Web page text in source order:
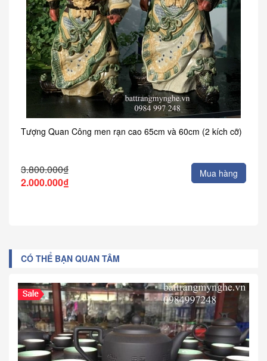
Tượng Quan Công men rạn cao 65cm và 60cm (2 kích cỡ)
3.800.000₫
2.000.000₫
Mua hàng
CÓ THỂ BẠN QUAN TÂM